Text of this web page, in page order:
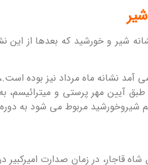
شیر و خورشید که بعدها از این
می آمد نشانه ماه مرداد نیز
آیین مهر پرستی و
مربوط می شود به دوره تیموریان که